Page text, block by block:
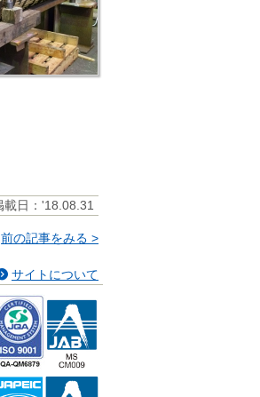
載日：'18.08.31
前の記事をみる >
サイトについて